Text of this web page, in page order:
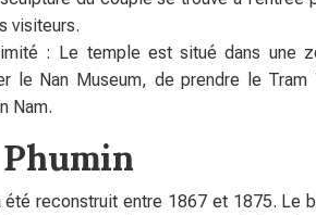
visiteurs.
: Le temple est situé dans une
le Nan Museum, de prendre le Tram
Nam.
reconstruit entre 1867 et 1875. Le